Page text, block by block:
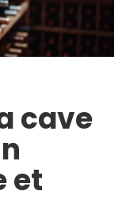
cave
et